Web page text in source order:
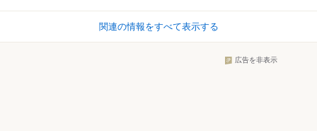
関連の情報をすべて表示する
広告を非表示